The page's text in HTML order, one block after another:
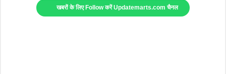
खबरों के लिए Follow करें Updatemarts.com चैनल